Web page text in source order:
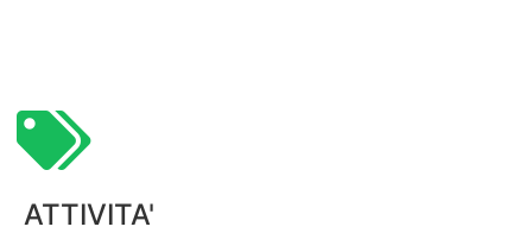
ATTIVITA'